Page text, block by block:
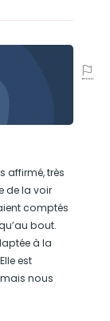
affirmé, très
de la voir
comptés
bout.
à la
est
nous